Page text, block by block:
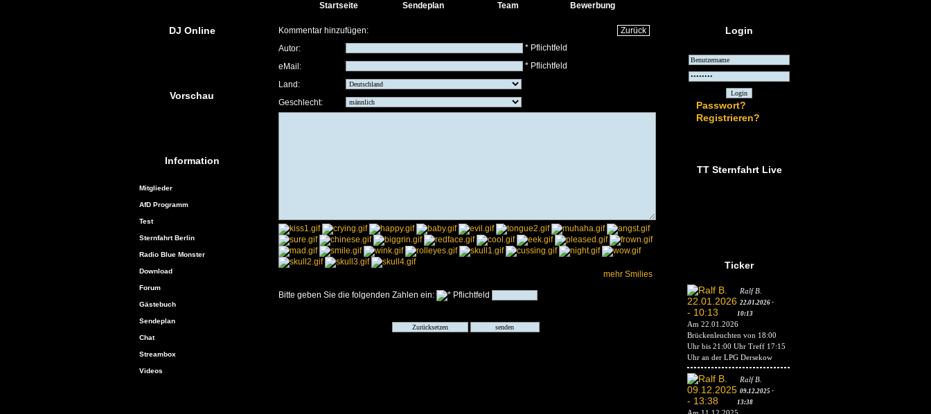
Startseite Sendeplan Team Bewerbung
DJ Online
Vorschau
Information
Mitglieder
AfD Programm
Test
Sternfahrt Berlin
Radio Blue Monster
Download
Forum
Gästebuch
Sendeplan
Chat
Streambox
Videos
Kommentar hinzufügen:
Zurück
Autor:
* Pflichtfeld
eMail:
* Pflichtfeld
Land:
Geschlecht:
mehr Smilies
Bitte geben Sie die folgenden Zahlen ein:
Login
Passwort?
Registrieren?
TT Sternfahrt Live
Ticker
Ralf B.
22.01.2026 -
10:13
Am 22.01.2026
Brückenleuchten von 18:00
Uhr bis 21:00 Uhr Treff 17:15
Uhr an der LPG Dersekow
Ralf B.
09.12.2025 -
13:38